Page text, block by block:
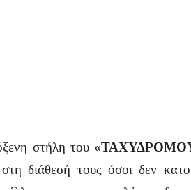
στήλη του
διάθεσή τους όσοι δεν